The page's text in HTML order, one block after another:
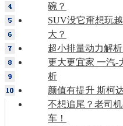
碗？
SUV没它甭想玩
大？
超小排量动力解
更大更宜家 一汽-
析
颜值有提升 斯柯
不想追尾？老司
车！